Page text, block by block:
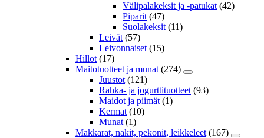
Välipalakeksit ja -patukat (42)
Piparit (47)
Suolakeksit (11)
Leivät (57)
Leivonnaiset (15)
Hillot (17)
Maitotuotteet ja munat (274)
Juustot (121)
Rahka- ja jogurttituotteet (93)
Maidot ja piimät (1)
Kermat (10)
Munat (1)
Makkarat, nakit, pekonit, leikkeleet (167)